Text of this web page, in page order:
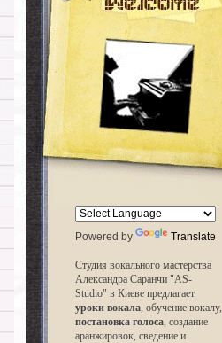
Powered by Translate
Студия вокального мастерства
Александра Саранчи "AS-
Studio" в Киеве предлагает
уроки вокала, обучение вокалу,
постановка голоса, создание
аранжировок, сведение и